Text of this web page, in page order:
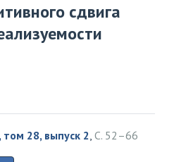
сдвига
том 28, выпуск 2, С. 52–66